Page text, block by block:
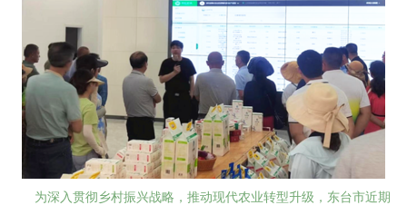
为深入贯彻乡村振兴战略，推动现代农业转型升级，东台市近期